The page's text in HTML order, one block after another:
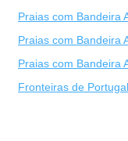
Praias com Bandeira
Praias com Bandeira
Praias com Bandeira
Fronteiras de Portugal